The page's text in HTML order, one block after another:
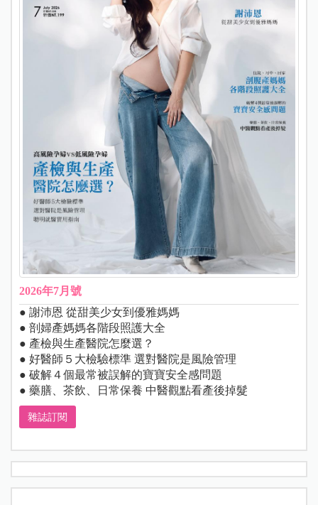
2026年7月號
● 謝沛恩 從甜美少女到優雅媽媽
● 剖婦產媽媽各階段照護大全
● 產檢與生產醫院怎麼選？
● 好醫師５大檢驗標準 選對醫院是風險管理
● 破解４個最常被誤解的寶寶安全感問題
● 藥膳、茶飲、日常保養 中醫觀點看產後掉髮
雜誌訂閱